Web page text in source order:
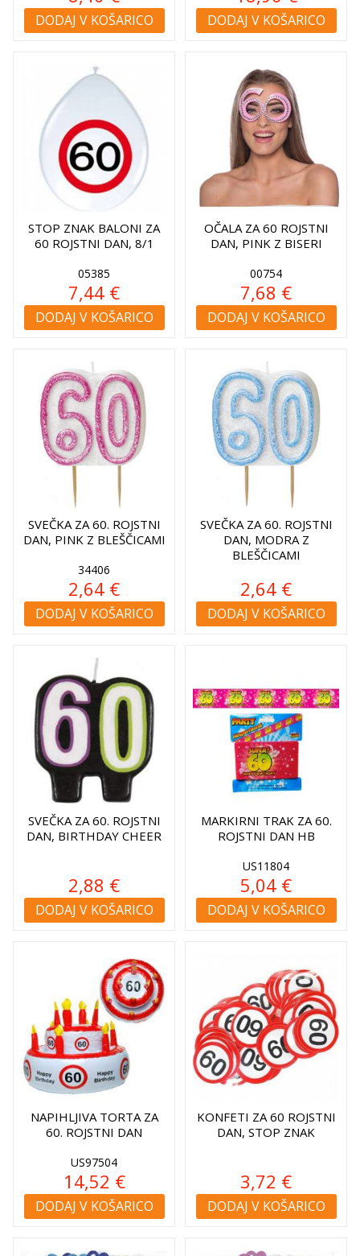
DODAJ V KOŠARICO DODAJ V KOŠARICO
STOP ZNAK BALONI ZA
60 ROJSTNI DAN, 8/1
05385
7,44 €
DODAJ V KOŠARICO
OČALA ZA 60 ROJSTNI
DAN, PINK Z BISERI
00754
7,68 €
DODAJ V KOŠARICO
SVEČKA ZA 60. ROJSTNI
DAN, PINK Z BLEŠČICAMI
34406
2,64 €
DODAJ V KOŠARICO
SVEČKA ZA 60. ROJSTNI
DAN, MODRA Z
BLEŠČICAMI
2,64 €
DODAJ V KOŠARICO
SVEČKA ZA 60. ROJSTNI
DAN, BIRTHDAY CHEER
2,88 €
DODAJ V KOŠARICO
MARKIRNI TRAK ZA 60.
ROJSTNI DAN HB
US11804
5,04 €
DODAJ V KOŠARICO
NAPIHLJIVA TORTA ZA
60. ROJSTNI DAN
US97504
14,52 €
DODAJ V KOŠARICO
KONFETI ZA 60 ROJSTNI
DAN, STOP ZNAK
3,72 €
DODAJ V KOŠARICO